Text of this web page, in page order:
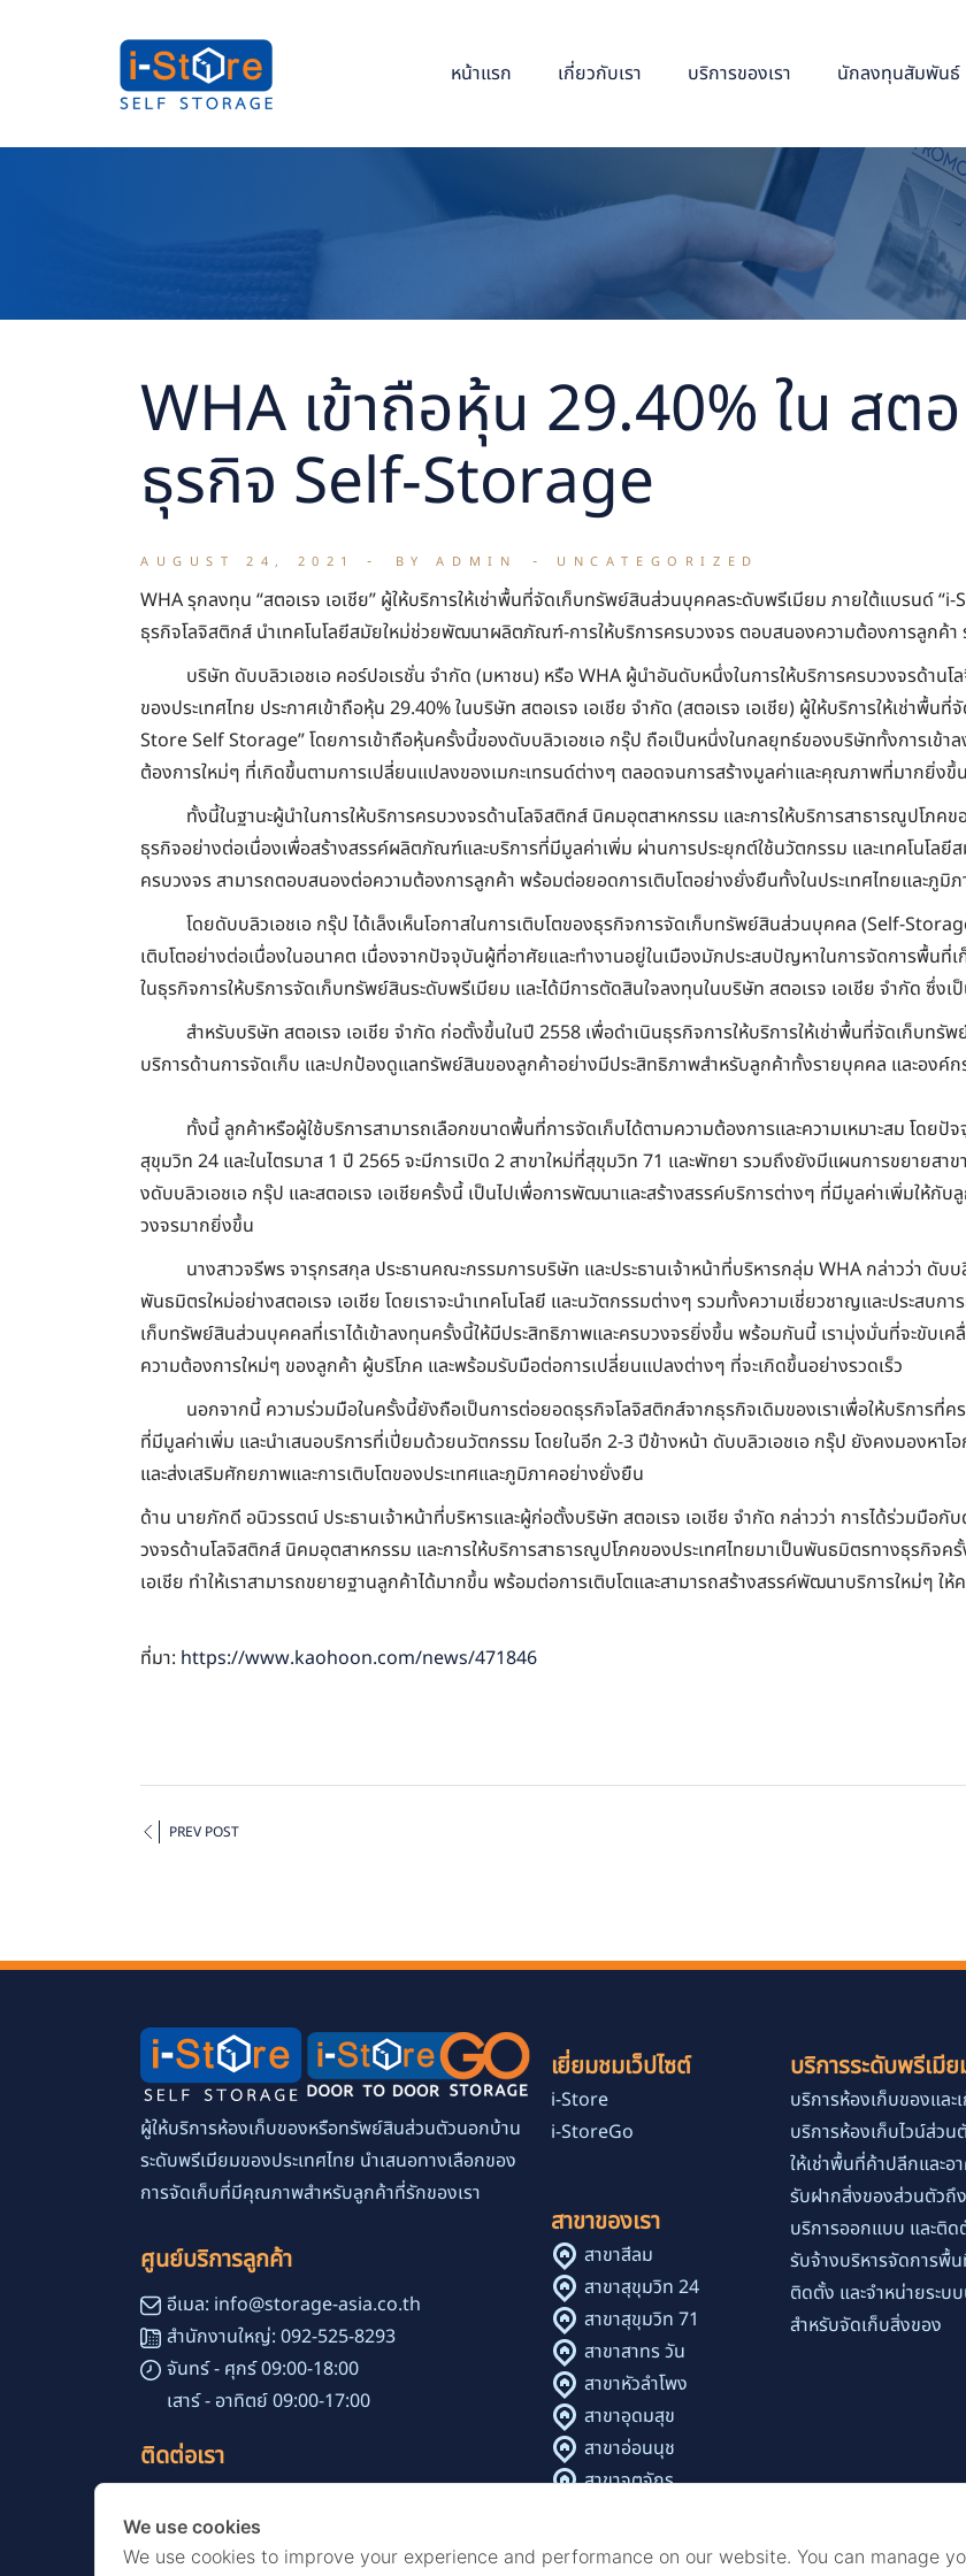
หน้าแรก เกี่ยวกับเรา บริการของเรา นักลงทุนสัมพันธ์
WHA เข้าถือหุ้น 29.40% ใน สตอ
ธุรกิจ Self-Storage
AUGUST 24, 2021 BY ADMIN UNCATEGORIZED
WHA รุกลงทุน “สตอเรจ เอเชีย” ผู้ให้บริการให้เช่าพื้นที่จัดเก็บทรัพย์สินส่วนบุคคลระดับพรีเมียม ภายใต้แบรนด์
ธุรกิจโลจิสติกส์ นำเทคโนโลยีสมัยใหม่ช่วยพัฒนาผลิตภัณฑ์-การให้บริการครบวงจร ตอบสนองความต้องการลูกค้า
บริษัท ดับบลิวเอชเอ คอร์ปอเรชั่น จำกัด (มหาชน) หรือ WHA ผู้นำอันดับหนึ่งในการให้บริการครบวงจรด้าน
ของประเทศไทย ประกาศเข้าถือหุ้น 29.40% ในบริษัท สตอเรจ เอเชีย จำกัด (สตอเรจ เอเชีย) ผู้ให้บริการให้เช่า
Store Self Storage” โดยการเข้าถือหุ้นครั้งนี้ของดับบลิวเอชเอ กรุ๊ป ถือเป็นหนึ่งในกลยุทธ์ของบริษัททั้งการเข้
ต้องการใหม่ๆ ที่เกิดขึ้นตามการเปลี่ยนแปลงของเมกะเทรนด์ต่างๆ ตลอดจนการสร้างมูลค่าและคุณภาพที่มากยิ่ง
ทั้งนี้ในฐานะผู้นำในการให้บริการครบวงจรด้านโลจิสติกส์ นิคมอุตสาหกรรม และการให้บริการสาธารณูปโภค
ธุรกิจอย่างต่อเนื่องเพื่อสร้างสรรค์ผลิตภัณฑ์และบริการที่มีมูลค่าเพิ่ม ผ่านการประยุกต์ใช้นวัตกรรม และเทคโนโ
ครบวงจร สามารถตอบสนองต่อความต้องการลูกค้า พร้อมต่อยอดการเติบโตอย่างยั่งยืนทั้งในประเทศไทยและภูมิ
โดยดับบลิวเอชเอ กรุ๊ป ได้เล็งเห็นโอกาสในการเติบโตของธุรกิจการจัดเก็บทรัพย์สินส่วนบุคคล (Self-
เติบโตอย่างต่อเนื่องในอนาคต เนื่องจากปัจจุบันผู้ที่อาศัยและทำงานอยู่ในเมืองมักประสบปัญหาในการจัดการพื้นที่
ในธุรกิจการให้บริการจัดเก็บทรัพย์สินระดับพรีเมียม และได้มีการตัดสินใจลงทุนในบริษัท สตอเรจ เอเชีย จำกัด ซึ่ง
สำหรับบริษัท สตอเรจ เอเชีย จำกัด ก่อตั้งขึ้นในปี 2558 เพื่อดำเนินธุรกิจการให้บริการให้เช่าพื้นที่จัดเก็บท
บริการด้านการจัดเก็บ และปกป้องดูแลทรัพย์สินของลูกค้าอย่างมีประสิทธิภาพสำหรับลูกค้าทั้งรายบุคคล และอง
ทั้งนี้ ลูกค้าหรือผู้ใช้บริการสามารถเลือกขนาดพื้นที่การจัดเก็บได้ตามความต้องการและความเหมาะสม โดยปั
สุขุมวิท 24 และในไตรมาส 1 ปี 2565 จะมีการเปิด 2 สาขาใหม่ที่สุขุมวิท 71 และพัทยา รวมถึงยังมีแผนการขยายสา
งดับบลิวเอชเอ กรุ๊ป และสตอเรจ เอเชียครั้งนี้ เป็นไปเพื่อการพัฒนาและสร้างสรรค์บริการต่างๆ ที่มีมูลค่าเพิ่มให้กั
วงจรมากยิ่งขึ้น
นางสาวจรีพร จารุกรสกุล ประธานคณะกรรมการบริษัท และประธานเจ้าหน้าที่บริหารกลุ่ม WHA กล่าวว่า ดั
พันธมิตรใหม่อย่างสตอเรจ เอเชีย โดยเราจะนำเทคโนโลยี และนวัตกรรมต่างๆ รวมทั้งความเชี่ยวชาญและประสบ
เก็บทรัพย์สินส่วนบุคคลที่เราได้เข้าลงทุนครั้งนี้ให้มีประสิทธิภาพและครบวงจรยิ่งขึ้น พร้อมกันนี้ เรามุ่งมั่นที่จะขับเ
ความต้องการใหม่ๆ ของลูกค้า ผู้บริโภค และพร้อมรับมือต่อการเปลี่ยนแปลงต่างๆ ที่จะเกิดขึ้นอย่างรวดเร็ว
นอกจากนี้ ความร่วมมือในครั้งนี้ยังถือเป็นการต่อยอดธุรกิจโลจิสติกส์จากธุรกิจเดิมของเราเพื่อให้บริการ
ที่มีมูลค่าเพิ่ม และนำเสนอบริการที่เปี่ยมด้วยนวัตกรรม โดยในอีก 2-3 ปีข้างหน้า ดับบลิวเอชเอ กรุ๊ป ยังคงมองหา
และส่งเสริมศักยภาพและการเติบโตของประเทศและภูมิภาคอย่างยั่งยืน
ด้าน นายภักดี อนิวรรตน์ ประธานเจ้าหน้าที่บริหารและผู้ก่อตั้งบริษัท สตอเรจ เอเชีย จำกัด กล่าวว่า การได้ร่วมมือ
วงจรด้านโลจิสติกส์ นิคมอุตสาหกรรม และการให้บริการสาธารณูปโภคของประเทศไทยมาเป็นพันธมิตรทางธุรกิจ
เอเชีย ทำให้เราสามารถขยายฐานลูกค้าได้มากขึ้น พร้อมต่อการเติบโตและสามารถสร้างสรรค์พัฒนาบริการใหม่ๆ ใ
ที่มา: https://www.kaohoon.com/news/471846
PREV POST
ผู้ให้บริการห้องเก็บของหรือทรัพย์สินส่วนตัวนอกบ้าน
ระดับพรีเมียมของประเทศไทย นำเสนอทางเลือกของ
การจัดเก็บที่มีคุณภาพสำหรับลูกค้าที่รักของเรา
ศูนย์บริการลูกค้า
อีเมล: info@storage-asia.co.th
สำนักงานใหญ่: 092-525-8293
จันทร์ - ศุกร์ 09:00-18:00
เสาร์ - อาทิตย์ 09:00-17:00
ติดต่อเรา
เขตคลองเตย กรุงเทพมหานคร 10110
เยี่ยมชมเว็ปไซต์
i-Store
i-StoreGo
สาขาของเรา
สาขาสีลม
สาขาสุขุมวิท 24
สาขาสุขุมวิท 71
สาขาสาทร วัน
สาขาหัวลำโพง
สาขาอุดมสุข
สาขาอ่อนนุช
สาขาจตุจักร
บริการระดับพรีเมีย
บริการห้องเก็บของแล
บริการห้องเก็บไวน์ส่วน
ให้เช่าพื้นที่ค้าปลีกและอ
รับฝากสิ่งของส่วนตัวถึ
บริการออกแบบ และติด
รับจ้างบริหารจัดการพื้
ติดตั้ง และจำหน่ายระบ
สำหรับจัดเก็บสิ่งของ
We use cookies
We use cookies to improve your experience and performance on our website. You can manage